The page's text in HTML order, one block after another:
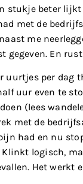
stukje beter
met de
me
gegeven. En
uurtjes per dag
uur even te
(lees
met de
had en nu
logisch,
Het werkt